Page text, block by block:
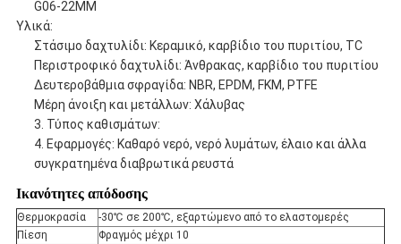
G06-22MM
Υλικά:
Στάσιμο δαχτυλίδι: Κεραμικό, καρβίδιο του πυριτίου, TC
Περιστροφικό δαχτυλίδι: Άνθρακας, καρβίδιο του πυριτίου
Δευτεροβάθμια σφραγίδα: NBR, EPDM, FKM, PTFE
Μέρη άνοιξη και μετάλλων: Χάλυβας
3. Τύπος καθισμάτων:
4. Εφαρμογές: Καθαρό νερό, νερό λυμάτων, έλαιο και άλλα
συγκρατημένα διαβρωτικά ρευστά
Ικανότητες απόδοσης
Θερμοκρασία
-30℃ σε 200℃, εξαρτώμενο από το ελαστομερές
Πίεση
Φραγμός μέχρι 10